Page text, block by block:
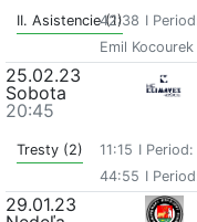
II. Asistencie (1)
42:38 I
Emil Kocourek
25.02.23
Sobota
20:45
Tresty (2) 11:15 I Period:
44:55 I
29.01.23